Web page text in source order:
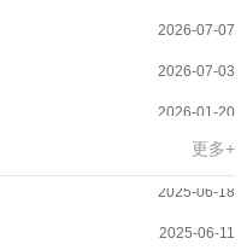
2026-07-07
2026-07-03
2026-01-20
2026-08-05
2026-08-04
2026-07-28
更多+
2025-06-20
2025-06-11